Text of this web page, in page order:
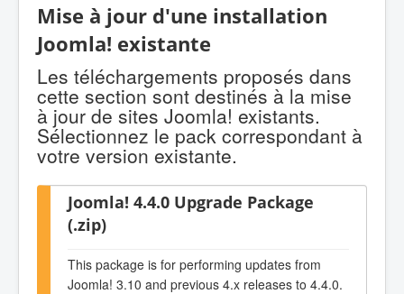
Mise à jour d'une installation
Joomla! existante
Les téléchargements proposés dans
cette section sont destinés à la mise
à jour de sites Joomla! existants.
Sélectionnez le pack correspondant à
votre version existante.
Joomla! 4.4.0 Upgrade Package
(.zip)
This package is for performing updates from
Joomla! 3.10 and previous 4.x releases to 4.4.0.